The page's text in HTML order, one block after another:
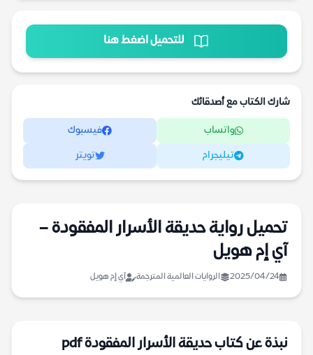
للتحميل اضغط هنا
شارك الكتاب مع أصدقائك
واتساب فيسبوك
تيليجرام تويتر
تحميل رواية حديقة الأسرار المفقودة –
آي إم هويل
2025/04/24 الروايات العالمية المترجمة آي إم هويل
نبذة عن كتاب حديقة الأسرار المفقودة pdf